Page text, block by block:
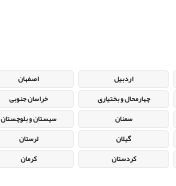
اردبیل اصفهان
چهارمحال و بختیاری خراسان جنوبی
سمنان سیستان و بلوچستان
گیلان لرستان
کردستان کرمان